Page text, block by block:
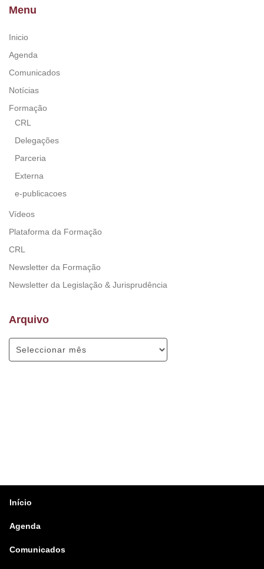
Menu
Inicio
Agenda
Comunicados
Notícias
Formação
CRL
Delegações
Parceria
Externa
e-publicacoes
Vídeos
Plataforma da Formação
CRL
Newsletter da Formação
Newsletter da Legislação & Jurisprudência
Arquivo
Início
Agenda
Comunicados